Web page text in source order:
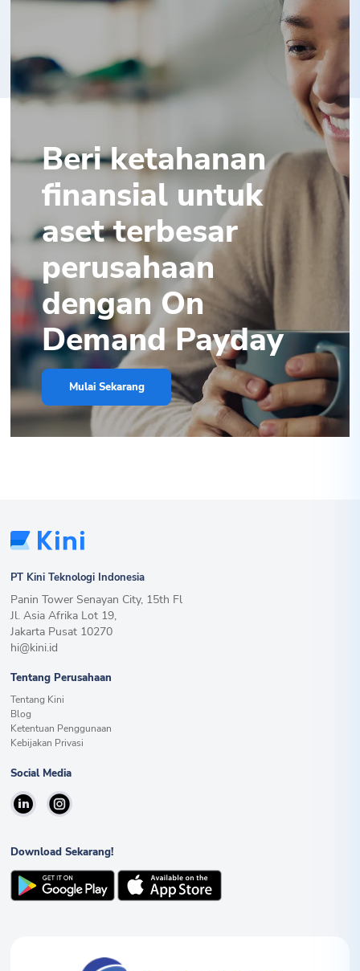
Beri ketahanan
finansial untuk
aset terbesar
perusahaan
dengan On
Demand Payday
Mulai Sekarang
PT Kini Teknologi Indonesia
Panin Tower Senayan City, 15th Fl
Jl. Asia Afrika Lot 19,
Jakarta Pusat 10270
hi@kini.id
Tentang Perusahaan
Tentang Kini
Blog
Ketentuan Penggunaan
Kebijakan Privasi
Social Media
Download Sekarang!